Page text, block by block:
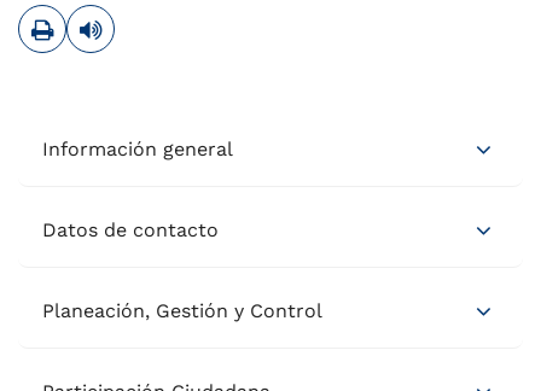
ImprimirLeer contenido
Información general
Datos de contacto
Planeación, Gestión y Control